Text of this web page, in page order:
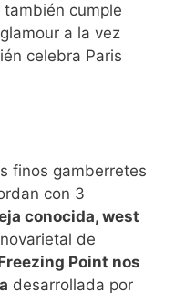
cumple
a la vez
celebra Paris
finos gamberretes
con 3
conocida, west
de
Point nos
desarrollada por